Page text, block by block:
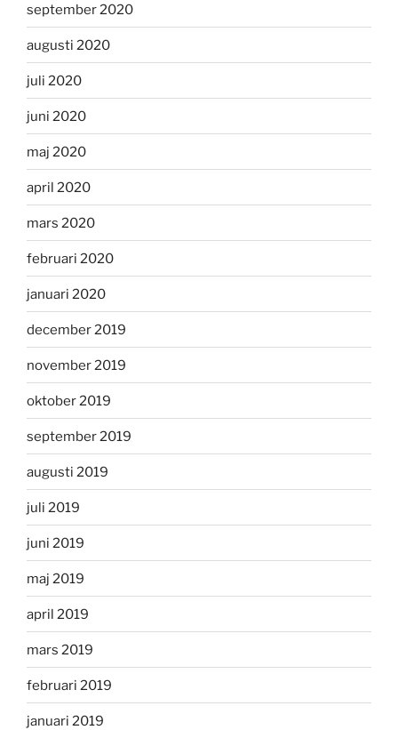
september 2020
augusti 2020
juli 2020
juni 2020
maj 2020
april 2020
mars 2020
februari 2020
januari 2020
december 2019
november 2019
oktober 2019
september 2019
augusti 2019
juli 2019
juni 2019
maj 2019
april 2019
mars 2019
februari 2019
januari 2019